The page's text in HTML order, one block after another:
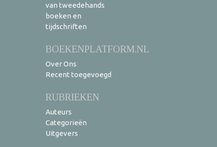
van tweedehands
boeken en
tijdschriften
BOEKENPLATFORM.NL
Over Ons
Recent toegevoegd
RUBRIEKEN
Auteurs
Categorieën
Uitgevers